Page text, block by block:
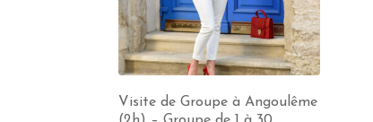
Visite de Groupe à Angoulême